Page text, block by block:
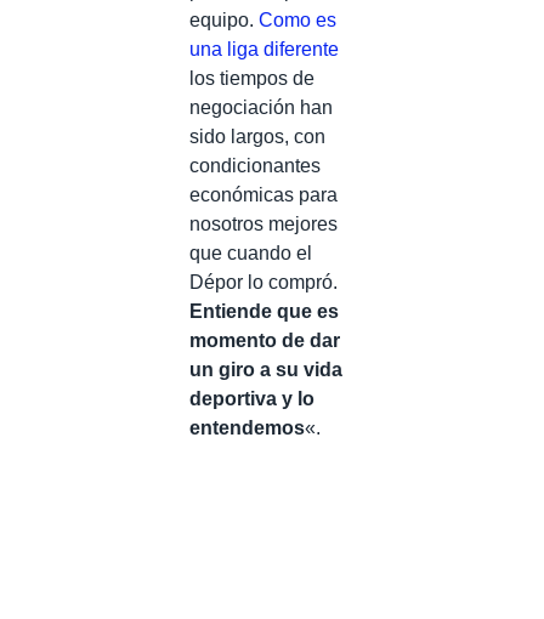
equipo. Como es
una liga diferente
los tiempos de
negociación han
sido largos, con
condicionantes
económicas para
nosotros mejores
que cuando el
Dépor lo compró.
Entiende que es
momento de dar
un giro a su vida
deportiva y lo
entendemos«.